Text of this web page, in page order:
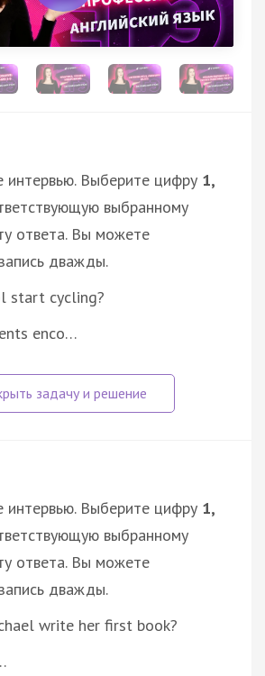
интервью. Выберите цифру 1,
выбранному
ответа. Вы можете
дважды.
start cycling?
enco…
интервью. Выберите цифру 1,
выбранному
ответа. Вы можете
дважды.
write her first book?